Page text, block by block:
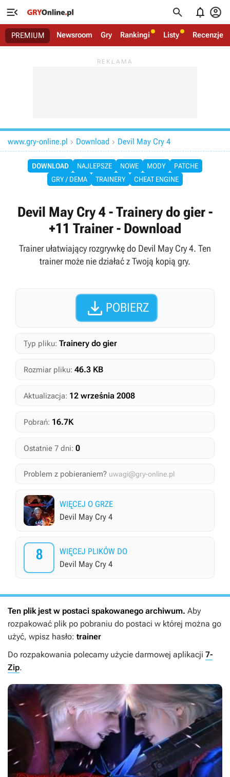
   
PREMIUM Newsroom Gry Rankingi Listy Recenzje
www.gry-online.pl  Download  Devil May Cry 4
DOWNLOAD NAJLEPSZE NOWE MODY
PATCHE
GRY / DEMA
TRAINERY CHEAT ENGINE
Devil May Cry 4 - Trainery do gier -
+11 Trainer - Download
Trainer ułatwiający rozgrywkę do Devil May Cry 4. Ten
trainer może nie działać z Twoją kopią gry.
 POBIERZ
Typ pliku: Trainery do gier
Rozmiar pliku: 46.3 KB
Aktualizacja: 12 września 2008
Pobrań: 16.7K
Ostatnie 7 dni: 0
Problem z pobieraniem? uwagi@gry-online.pl
WIĘCEJ O GRZE
Devil May Cry 4
8
WIĘCEJ PLIKÓW DO
Devil May Cry 4
Ten plik jest w postaci spakowanego archiwum. Aby
rozpakować plik po pobraniu do postaci w której można go
użyć, wpisz hasło: trainer
Do rozpakowania polecamy użycie darmowej aplikacji 7-
Zip.